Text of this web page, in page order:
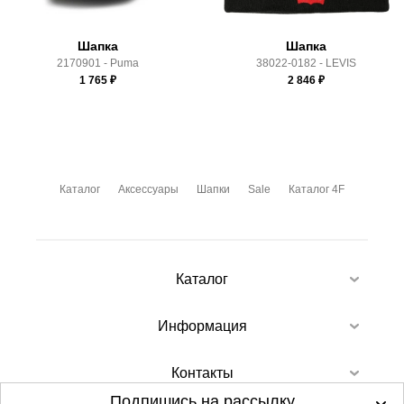
Шапка
2170901 - Puma
1 765₽
Шапка
38022-0182 - LEVIS
2 846 ₽
Каталог Аксессуары Шапки Sale Каталог 4F
Каталог
Информация
Контакты